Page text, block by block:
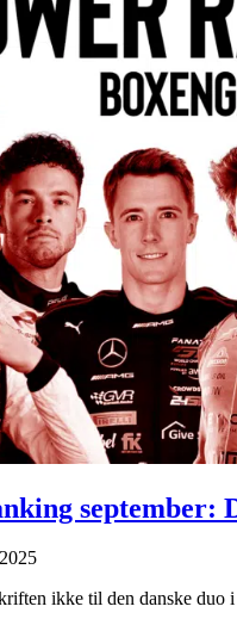
september:
ikke til den danske